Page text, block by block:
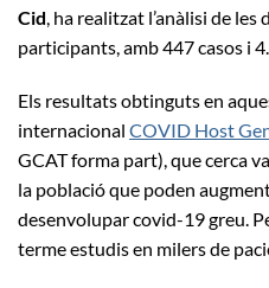
Cid , ha realitzat l’anàlisi de les
participants, amb 447 casos i
Els resultats obtinguts en
internacional COVID Host
GCAT forma part), que cerca
la població que poden
desenvolupar covid-19 greu.
terme estudis en milers de